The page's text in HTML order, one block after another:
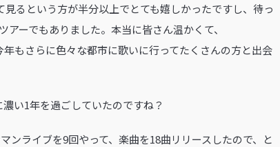
るという方が半分以上でとても嬉しかったですし、待っ
ーでもありました。本当に皆さん温かくて、
もさらに色々な都市に歌いに行ってたくさんの方と出会
い1年を過ごしていたのですね？
ライブを9回やって、楽曲を18曲リリースしたので、と